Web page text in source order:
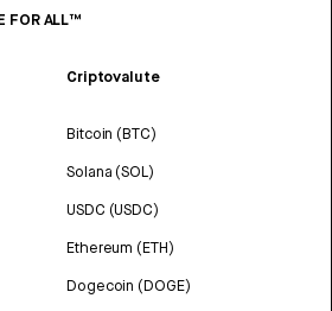
FOR ALL™
Criptovalute
Bitcoin (BTC)
Solana (SOL)
USDC (USDC)
Ethereum (ETH)
Dogecoin (DOGE)